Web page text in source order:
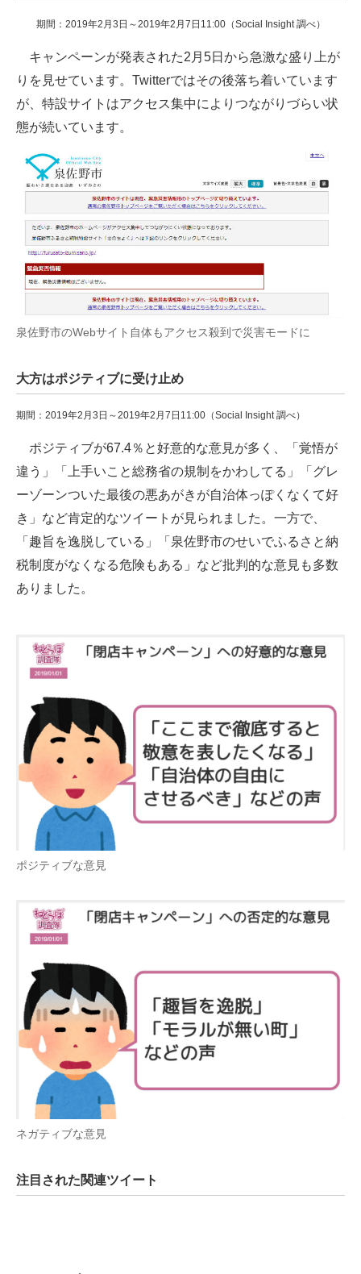
期間：2019年2月3日～2019年2月7日11:00（Social Insight 調べ）
キャンペーンが発表された2月5日から急激な盛り上が
りを見せています。Twitterではその後落ち着いています
が、特設サイトはアクセス集中によりつながりづらい状
態が続いています。
泉佐野市のWebサイト自体もアクセス殺到で災害モードに
大方はポジティブに受け止め
期間：2019年2月3日～2019年2月7日11:00（Social Insight 調べ）
ポジティブが67.4％と好意的な意見が多く、「覚悟が
違う」「上手いこと総務省の規制をかわしてる」「グレ
ーゾーンついた最後の悪あがきが自治体っぽくなくて好
き」など肯定的なツイートが見られました。一方で、
「趣旨を逸脱している」「泉佐野市のせいでふるさと納
税制度がなくなる危険もある」など批判的な意見も多数
ありました。
ポジティブな意見
ネガティブな意見
注目された関連ツイート